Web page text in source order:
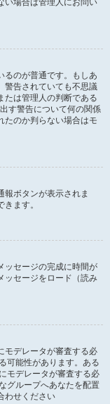
い場合は管理人にお問い
るのが普通です。もしあ
警告されていても不思議
たは管理人の判断である
す警告について何の関係
たのか判らない場合はモ
報ボタンが表示されま
ます。
ッセージの完成に時間が
ッセージをロード（読み
モデレータが審査する必
可能性があります。ある
モデレータが審査する必
グループへあなたを配置
わせください